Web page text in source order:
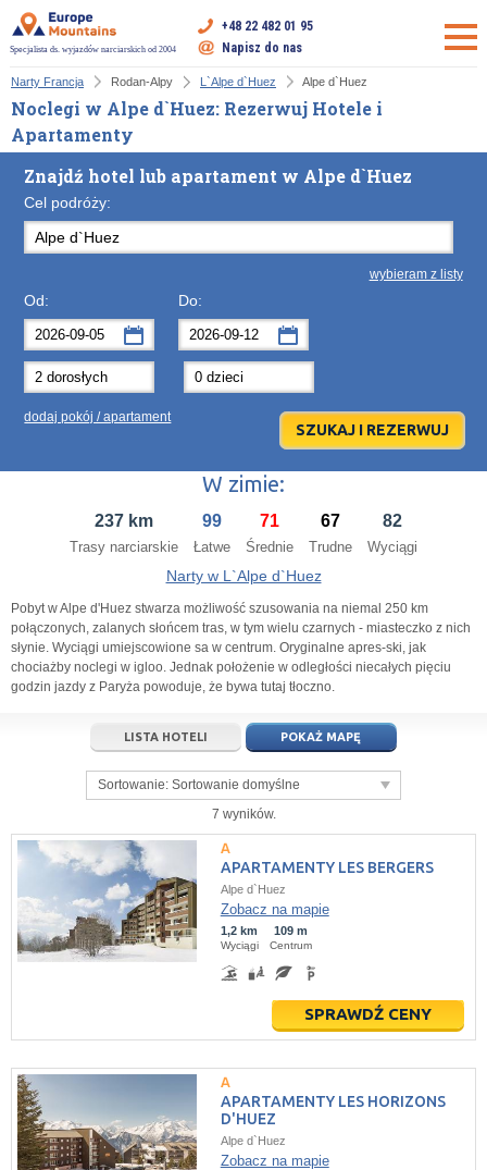
Specjalista ds. wyjazdów narciarskich od 2004
+48 22 482 01 95
Napisz do nas
Narty Francja Rodan-Alpy L`Alpe d`Huez Alpe d`Huez
Noclegi w Alpe d`Huez: Rezerwuj Hotele i
Apartamenty
Znajdź hotel lub apartament w Alpe d`Huez
Cel podróży:
wybieram z listy
Od:
wrzesień 2026
Po Wt Śr Cz
31 1 4 5 6
11 12 13
16 17
22 23 24 25 26
5 6 7 8 9 10
dziś wyczyść Close
Do:
Po Wt
1 2 3
8 9 10
14 15
21 22
5 6 7 8
dziś wyczyść
dodaj pokój / apartament
W zimie:
237 km
Trasy narciarskie
99
Łatwe
71
Średnie
67
Trudne
82
Wyciągi
Narty w L`Alpe d`Huez
Pobyt w Alpe d'Huez stwarza możliwość szusowania na niemal 250 km
połączonych, zalanych słońcem tras, w tym wielu czarnych - miasteczko z nich
słynie. Wyciągi umiejscowione sa w centrum. Oryginalne apres-ski, jak
chociażby noclegi w igloo. Jednak położenie w odległości niecałych pięciu
godzin jazdy z Paryża powoduje, że bywa tutaj tłoczno.
LISTA HOTELI POKAŻ MAPĘ
Sortowanie: Sortowanie domyślne
7 wyników.
APARTAMENTY LES BERGERS
Alpe d`Huez
Zobacz na mapie
1,2 km
Wyciągi
109 m
Centrum
SPRAWDŹ CENY
APARTAMENTY LES HORIZONS
D'HUEZ
Alpe d`Huez
Zobacz na mapie